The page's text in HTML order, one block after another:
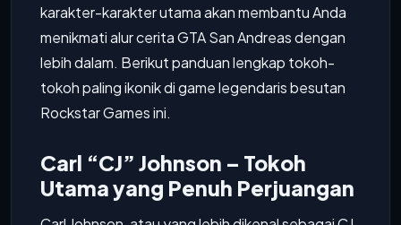
karakter-karakter utama akan membantu Anda
menikmati alur cerita GTA San Andreas dengan
lebih dalam. Berikut panduan lengkap tokoh-
tokoh paling ikonik di game legendaris besutan
Rockstar Games ini.
Carl “CJ” Johnson – Tokoh
Utama yang Penuh Perjuangan